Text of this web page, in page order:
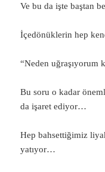
Ve bu da işte baştan
İçedönüklerin hep
“Neden uğraşıyorum
Bu soru o kadar
da işaret ediyor…
Hep bahsettiğimiz
yatıyor…